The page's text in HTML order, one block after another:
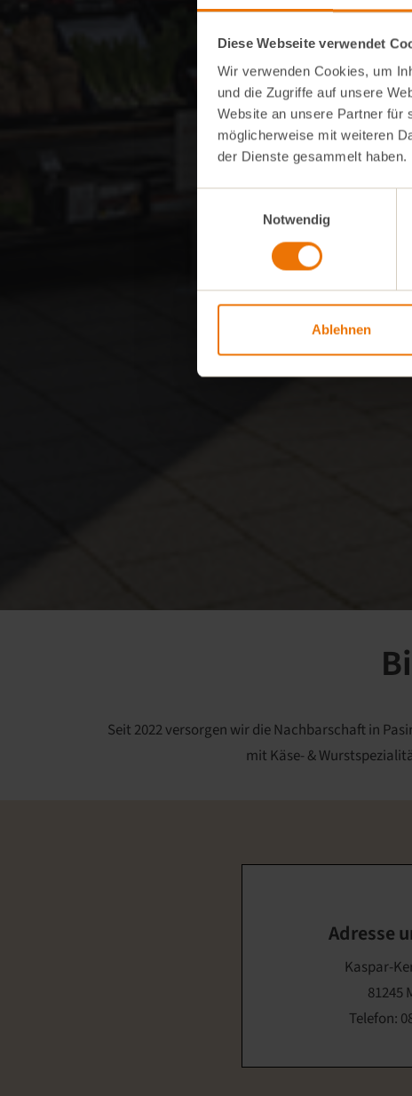
Diese Webseite verwendet
Wir verwenden Cookies, um
und die Zugriffe auf unsere
Website an unsere Partner für
möglicherweise mit weiteren
der Dienste gesammelt haben.
Notwendig
Ablehnen
Seit 2022 versorgen wir die Nachbarschaft in
mit Käse- &
Adresse
Kaspar-
81245
Telefon: